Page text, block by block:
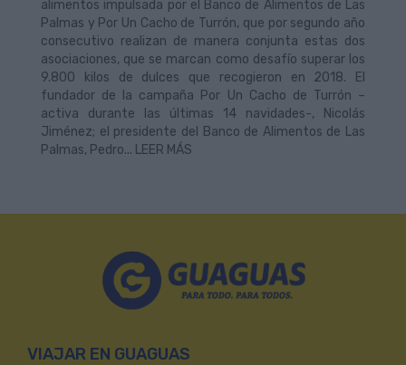
alimentos impulsada por el Banco de Alimentos de Las
Palmas y Por Un Cacho de Turrón, que por segundo año
consecutivo realizan de manera conjunta estas dos
asociaciones, que se marcan como desafío superar los
9.800 kilos de dulces que recogieron en 2018. El
fundador de la campaña Por Un Cacho de Turrón –
activa durante las últimas 14 navidades-, Nicolás
Jiménez; el presidente del Banco de Alimentos de Las
Palmas, Pedro... LEER MÁS
VIAJAR EN GUAGUAS